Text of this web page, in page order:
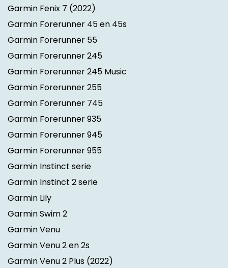
Garmin Fenix 7 (2022)
Garmin Forerunner 45 en 45s
Garmin Forerunner 55
Garmin Forerunner 245
Garmin Forerunner 245 Music
Garmin Forerunner 255
Garmin Forerunner 745
Garmin Forerunner 935
Garmin Forerunner 945
Garmin Forerunner 955
Garmin Instinct serie
Garmin Instinct 2 serie
Garmin Lily
Garmin Swim 2
Garmin Venu
Garmin Venu 2 en 2s
Garmin Venu 2 Plus (2022)